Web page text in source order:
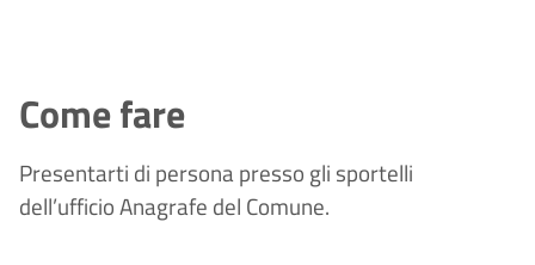
Come fare
Presentarti di persona presso gli sportelli
dell’ufficio Anagrafe del Comune.